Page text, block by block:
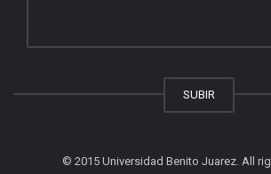
SUBIR
© 2015 Universidad Benito Juarez. All